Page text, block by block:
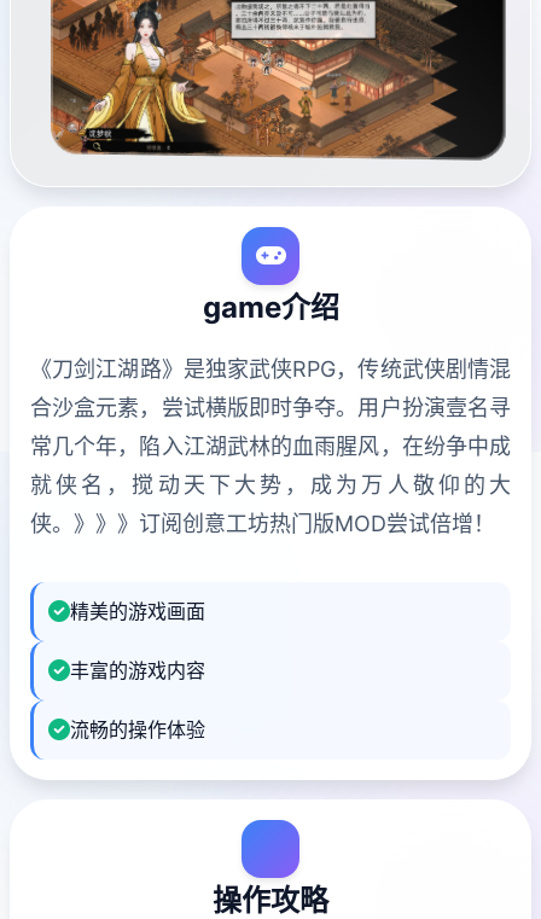
game介绍
《刀剑江湖路》是独家武侠RPG，传统武侠剧情混
合沙盒元素，尝试横版即时争夺。用户扮演壹名寻
常几个年，陷入江湖武林的血雨腥风，在纷争中成
就侠名，搅动天下大势，成为万人敬仰的大
侠。》》》订阅创意工坊热门版MOD尝试倍增！
精美的游戏画面
丰富的游戏内容
流畅的操作体验
操作攻略